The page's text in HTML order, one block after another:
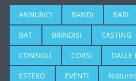
ANNUNCI BANDI BARI
BAT BRINDISI CASTING
CONSIGLI CORSI DALLE
ESTERO EVENTI